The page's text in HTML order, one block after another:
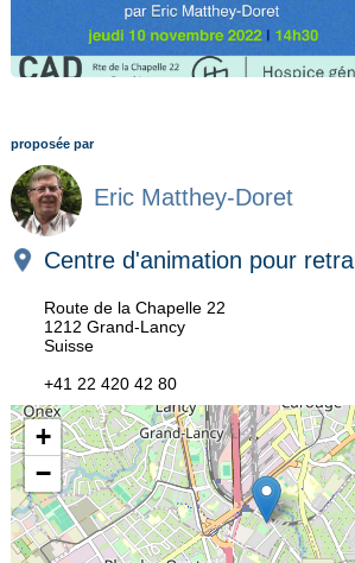
proposée par
Eric Matthey-Doret
Centre d'animation pour
Route de la Chapelle 22
1212 Grand-Lancy
Suisse
+41 22 420 42 80
+
−